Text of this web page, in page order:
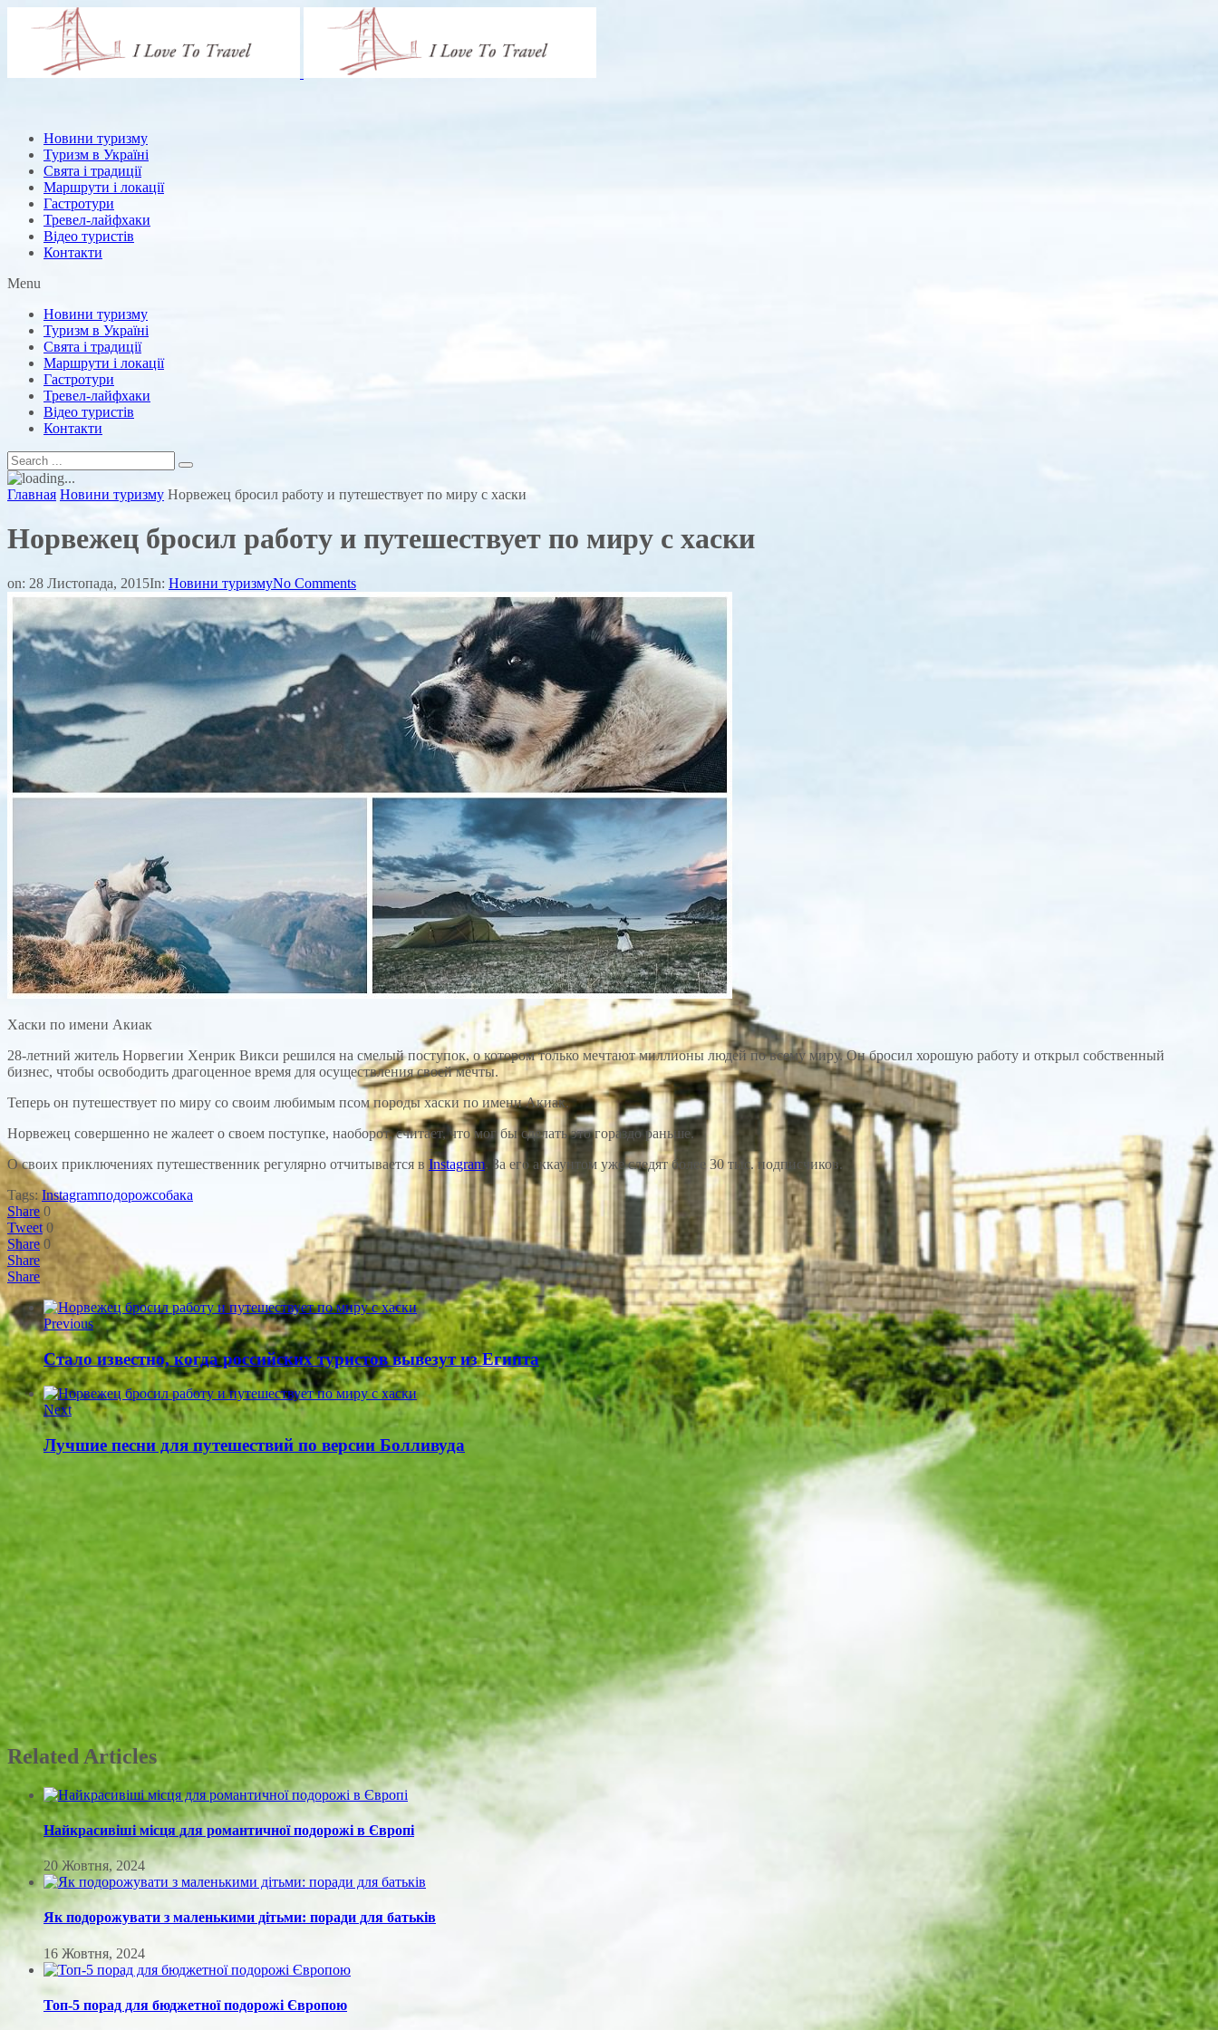
Новини туризму
Туризм в Україні
Свята і традиції
Маршрути і локації
Гастротури
Тревел-лайфхаки
Відео туристів
Контакти
Menu
Новини туризму
Туризм в Україні
Свята і традиції
Маршрути і локації
Гастротури
Тревел-лайфхаки
Відео туристів
Контакти
Главная Новини туризму Норвежец бросил работу и путешествует по миру с хаски
Норвежец бросил работу и путешествует по миру с хаски
on: 28 Листопада, 2015In: Новини туризмуNo Comments
Хаски по имени Акиак
28-летний житель Норвегии Хенрик Викси решился на смелый поступок, о котором только мечтают миллионы людей по всему миру. Он бросил хорошую работу и открыл собственный
бизнес, чтобы освободить драгоценное время для осуществления своей мечты.
Теперь он путешествует по миру со своим любимым псом породы хаски по имени Акиак.
Норвежец совершенно не жалеет о своем поступке, наоборот, считает, что мог бы сделать это гораздо раньше.
О своих приключениях путешественник регулярно отчитывается в Instagram. За его аккаунтом уже следят более 30 тыс. подписчиков.
Tags: Instagramподорожсобака
Share 0
Tweet 0
Share 0
Share
Share
Previous
Стало известно, когда российских туристов вывезут из Египта
Next
Лучшие песни для путешествий по версии Болливуда
Related Articles
Найкрасивіші місця для романтичної подорожі в Європі
20 Жовтня, 2024
Як подорожувати з маленькими дітьми: поради для батьків
16 Жовтня, 2024
Топ-5 порад для бюджетної подорожі Європою